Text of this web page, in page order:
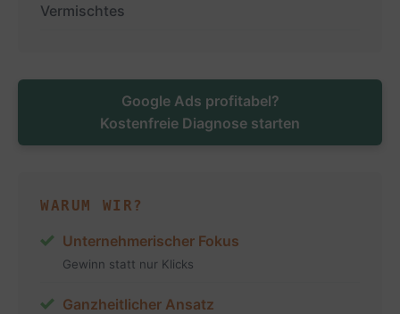
Vermischtes
Google Ads profitabel?
Kostenfreie Diagnose starten
WARUM WIR?
Unternehmerischer Fokus
Gewinn statt nur Klicks
Ganzheitlicher Ansatz